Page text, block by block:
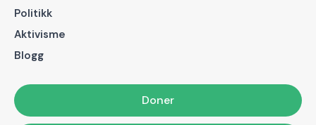
Politikk
Aktivisme
Blogg
Doner